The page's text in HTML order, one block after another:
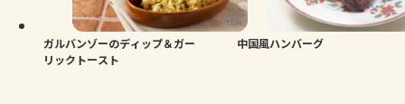
ガルバンゾーのディップ＆ガー
リックトースト
中国風ハンバーグ